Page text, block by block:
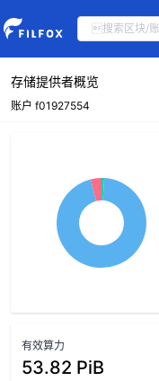
存储提供者概览
账户 f01927554
有效算力
53.82 PiB